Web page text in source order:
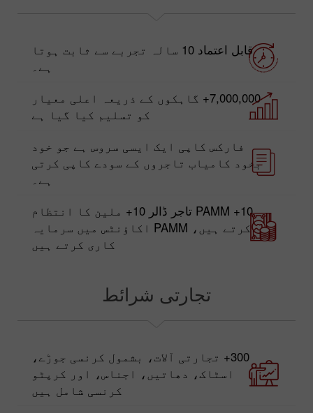
قابل اعتماد 10 سالہ تجربے سے ثابت ہوتا
ہے۔
7,000,000+ گاہکوں کے ذریعہ اعلی معیار
کو تسلیم کیا گیا ہے
فارکس کاپی ایک ایسی سروس ہے جو خود
بخود کامیاب تاجروں کے سودے کاپی کرتی
ہے۔
10+ PAMM تاجر ڈالر 10+ ملین کا انتظام
کرتے ہیں، PAMM اکاؤنٹس میں سرمایہ
کاری کرتے ہیں
تجارتی شرائط
300+ تجارتی آلات، بشمول کرنسی جوڑے،
اسٹاک، دھاتیں، اجناس، اور کرپٹو
کرنسی شامل ہیں